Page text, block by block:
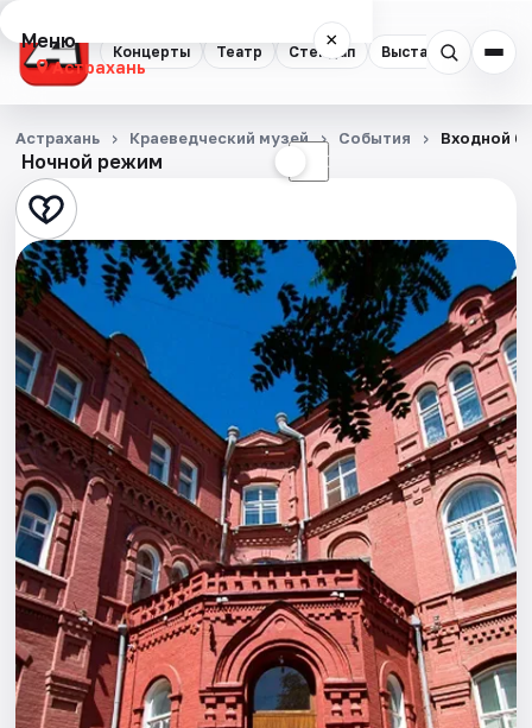
Концерты Театр Стендап Выставки
Меню ×
Астрахань
Концерты
Театр
Стендап
Выставки
Квесты
Экскурсии
Спорт
События
Города
Площадки
Артисты
Ночной режим ☾
Астрахань Краеведческий музей События Входной